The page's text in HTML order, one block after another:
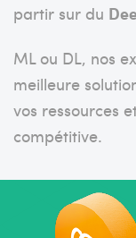
partir sur du
ML ou DL, nos
meilleure
vos ressources
compétitive.